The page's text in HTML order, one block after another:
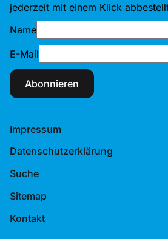
jederzeit mit einem Klick
Name
E-Mail
Abonnieren
Impressum
Datenschutzerklärung
Suche
Sitemap
Kontakt